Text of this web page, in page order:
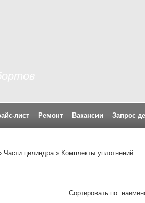
лист Ремонт Вакансии Запрос
Части цилиндра» Комплекты уплотнений
Сортировать по: